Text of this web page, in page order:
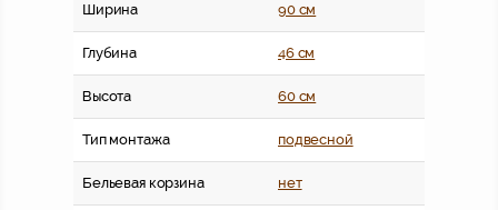
Ширина 90 см
Глубина 46 см
Высота 60 см
Тип монтажа подвесной
Бельевая корзина нет